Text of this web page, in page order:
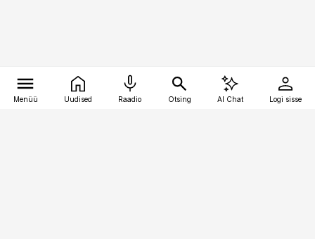
Menüü Uudised Raadio Otsing AI Chat Logi sisse